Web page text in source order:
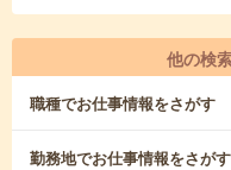
他の検
職種でお仕事情報をさがす
勤務地でお仕事情報をさがす